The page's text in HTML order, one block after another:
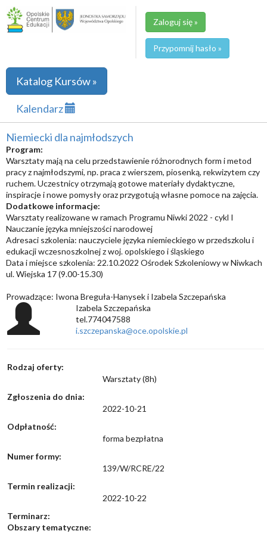
Zaloguj się »
Przypomnij hasło »
Katalog Kursów »
Kalendarz
Niemiecki dla najmłodszych
Program:
Warsztaty mają na celu przedstawienie różnorodnych form i metod
pracy z najmłodszymi, np. praca z wierszem, piosenką, rekwizytem czy
ruchem. Uczestnicy otrzymają gotowe materiały dydaktyczne,
inspiracje i nowe pomysły oraz przygotują własne pomoce na zajęcia.
Dodatkowe informacje:
Warsztaty realizowane w ramach Programu Niwki 2022 - cykl I
Nauczanie języka mniejszości narodowej
Adresaci szkolenia: nauczyciele języka niemieckiego w przedszkolu i
edukacji wczesnoszkolnej z woj. opolskiego i śląskiego
Data i miejsce szkolenia: 22.10.2022 Ośrodek Szkoleniowy w Niwkach
ul. Wiejska 17 (9.00-15.30)
Prowadzące: Iwona Breguła-Hanysek i Izabela Szczepańska
Izabela Szczepańska
tel.774047588
i.szczepanska@oce.opolskie.pl
Rodzaj oferty:
Warsztaty (8h)
Zgłoszenia do dnia:
2022-10-21
Odpłatność:
forma bezpłatna
Numer formy:
139/W/RCRE/22
Termin realizacji:
2022-10-22
Terminarz:
Obszary tematyczne: